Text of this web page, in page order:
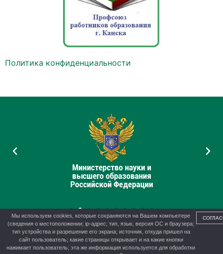
Политика конфиденциальности
© 2012-2026 г. Управление образования администрации г.
Мы используем cookies, которые сохраняются на Вашем компьютере
(сведения о местоположении; ip-адрес; тип, язык, версия ОС и браузера;
тип устройства и разрешение его экрана; источник, откуда пришел на
сайт пользователь; какие страницы открывает и на какие кнопки
нажимает пользователь; эта же информация используется для обработки